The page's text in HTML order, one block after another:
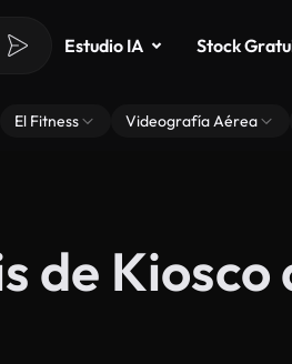
Estudio IA Stock
El Fitness Videografía Aérea
de Kiosco